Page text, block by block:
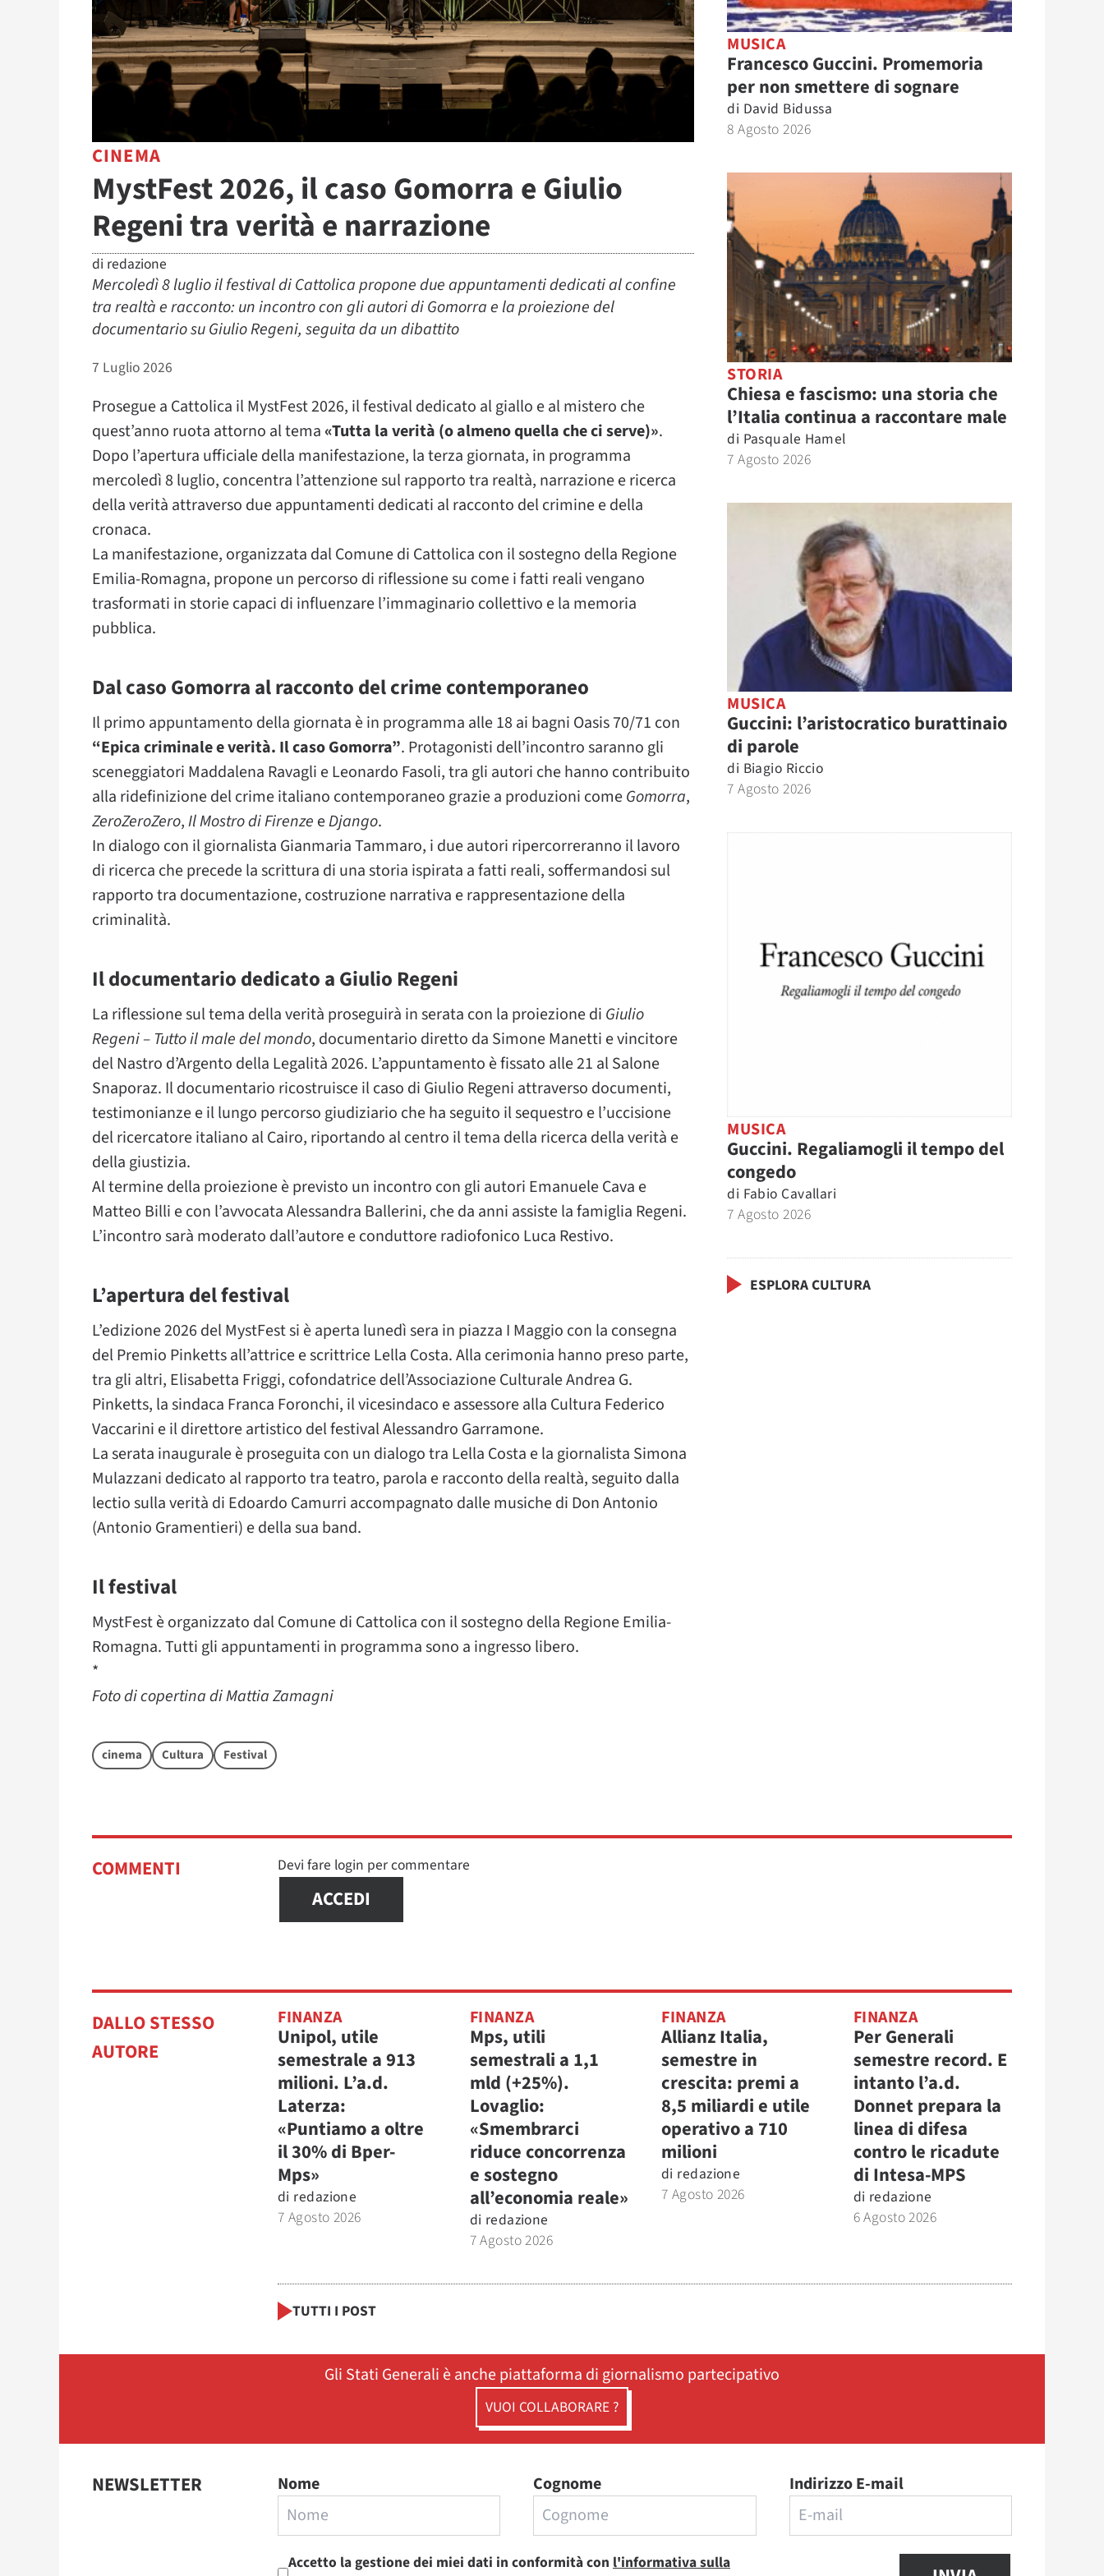
CINEMA
MystFest 2026, il caso Gomorra e Giulio
Regeni tra verità e narrazione
di redazione
Mercoledì 8 luglio il festival di Cattolica propone due appuntamenti dedicati al confine
tra realtà e racconto: un incontro con gli autori di Gomorra e la proiezione del
documentario su Giulio Regeni, seguita da un dibattito
7 Luglio 2026
Prosegue a Cattolica il MystFest 2026, il festival dedicato al giallo e al mistero che
quest’anno ruota attorno al tema «Tutta la verità (o almeno quella che ci serve)».
Dopo l’apertura ufficiale della manifestazione, la terza giornata, in programma
mercoledì 8 luglio, concentra l’attenzione sul rapporto tra realtà, narrazione e ricerca
della verità attraverso due appuntamenti dedicati al racconto del crimine e della
cronaca.
La manifestazione, organizzata dal Comune di Cattolica con il sostegno della Regione
Emilia-Romagna, propone un percorso di riflessione su come i fatti reali vengano
trasformati in storie capaci di influenzare l’immaginario collettivo e la memoria
pubblica.
Dal caso Gomorra al racconto del crime contemporaneo
Il primo appuntamento della giornata è in programma alle 18 ai bagni Oasis 70/71 con
“Epica criminale e verità. Il caso Gomorra”. Protagonisti dell’incontro saranno gli
sceneggiatori Maddalena Ravagli e Leonardo Fasoli, tra gli autori che hanno contribuito
alla ridefinizione del crime italiano contemporaneo grazie a produzioni comeGomorra,
ZeroZeroZero,Il Mostro di Firenze eDjango.
In dialogo con il giornalista Gianmaria Tammaro, i due autori ripercorreranno il lavoro
di ricerca che precede la scrittura di una storia ispirata a fatti reali, soffermandosi sul
rapporto tra documentazione, costruzione narrativa e rappresentazione della
criminalità.
Il documentario dedicato a Giulio Regeni
La riflessione sul tema della verità proseguirà in serata con la proiezione di Giulio
Regeni – Tutto il male del mondo, documentario diretto da Simone Manetti e vincitore
del Nastro d’Argento della Legalità 2026. L’appuntamento è fissato alle 21 al Salone
Snaporaz. Il documentario ricostruisce il caso di Giulio Regeni attraverso documenti,
testimonianze e il lungo percorso giudiziario che ha seguito il sequestro e l’uccisione
del ricercatore italiano al Cairo, riportando al centro il tema della ricerca della verità e
della giustizia.
Al termine della proiezione è previsto un incontro con gli autori Emanuele Cava e
Matteo Billi e con l’avvocata Alessandra Ballerini, che da anni assiste la famiglia Regeni.
L’incontro sarà moderato dall’autore e conduttore radiofonico Luca Restivo.
L’apertura del festival
L’edizione 2026 del MystFest si è aperta lunedì sera in piazza I Maggio con la consegna
del Premio Pinketts all’attrice e scrittrice Lella Costa. Alla cerimonia hanno preso parte,
tra gli altri, Elisabetta Friggi, cofondatrice dell’Associazione Culturale Andrea G.
Pinketts, la sindaca Franca Foronchi, il vicesindaco e assessore alla Cultura Federico
Vaccarini e il direttore artistico del festival Alessandro Garramone.
La serata inaugurale è proseguita con un dialogo tra Lella Costa e la giornalista Simona
Mulazzani dedicato al rapporto tra teatro, parola e racconto della realtà, seguito dalla
lectio sulla verità di Edoardo Camurri accompagnato dalle musiche di Don Antonio
(Antonio Gramentieri) e della sua band.
Il festival
MystFest è organizzato dal Comune di Cattolica con il sostegno della Regione Emilia-
Romagna. Tutti gli appuntamenti in programma sono a ingresso libero.
*
Foto di copertina di Mattia Zamagni
cinema Cultura Festival
MUSICA
Francesco Guccini. Promemoria
per non smettere di sognare
di David Bidussa
8 Agosto 2026
STORIA
Chiesa e fascismo: una storia che
l’Italia continua a raccontare male
di Pasquale Hamel
7 Agosto 2026
MUSICA
Guccini: l’aristocratico burattinaio
di parole
di Biagio Riccio
7 Agosto 2026
MUSICA
Guccini. Regaliamogli il tempo del
congedo
di Fabio Cavallari
7 Agosto 2026
ESPLORA CULTURA
COMMENTI Devi fare login per commentare
ACCEDI
DALLO STESSO
AUTORE
FINANZA
Unipol, utile
semestrale a 913
milioni. L’a.d.
Laterza:
«Puntiamo a oltre
il 30% di Bper-
Mps»
di redazione
7 Agosto 2026
FINANZA
Mps, utili
semestrali a 1,1
mld (+25%).
Lovaglio:
«Smembrarci
riduce concorrenza
e sostegno
all’economia reale»
di redazione
7 Agosto 2026
FINANZA
Allianz Italia,
semestre in
crescita: premi a
8,5 miliardi e utile
operativo a 710
milioni
di redazione
7 Agosto 2026
FINANZA
Per Generali
semestre record. E
intanto l’a.d.
Donnet prepara la
linea di difesa
contro le ricadute
di Intesa-MPS
di redazione
6 Agosto 2026
TUTTI I POST
Gli Stati Generali è anche piattaforma di giornalismo partecipativo
VUOI COLLABORARE ?
NEWSLETTER Nome Cognome Indirizzo E-mail
Accetto la gestione dei miei dati in conformità con l'informativa sulla